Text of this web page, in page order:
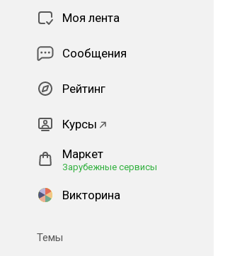
Моя лента
Сообщения
Рейтинг
Курсы
Маркет
Зарубежные сервисы
Викторина
Темы